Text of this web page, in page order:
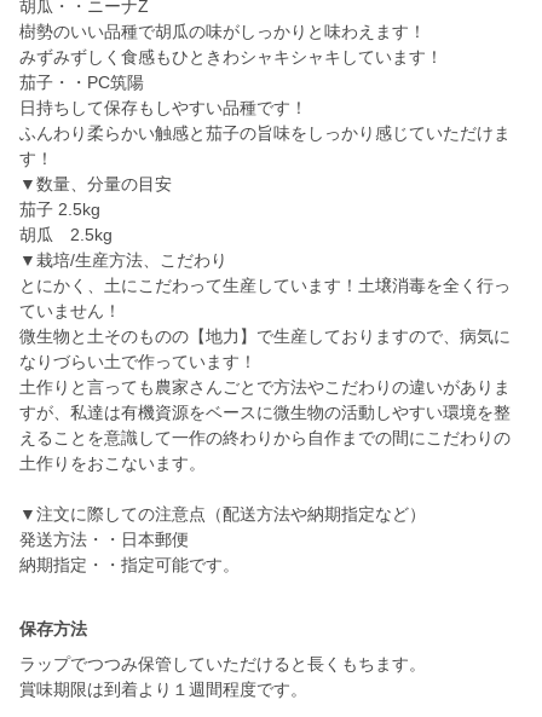
胡瓜・・ニーナZ
樹勢のいい品種で胡瓜の味がしっかりと味わえます！
みずみずしく食感もひときわシャキシャキしています！
茄子・・PC筑陽
日持ちして保存もしやすい品種です！
ふんわり柔らかい触感と茄子の旨味をしっかり感じていただけま
す！
▼数量、分量の目安
茄子 2.5kg
胡瓜 2.5kg
▼栽培/生産方法、こだわり
とにかく、土にこだわって生産しています！土壌消毒を全く行っ
ていません！
微生物と土そのものの【地力】で生産しておりますので、病気に
なりづらい土で作っています！
土作りと言っても農家さんごとで方法やこだわりの違いがありま
すが、私達は有機資源をベースに微生物の活動しやすい環境を整
えることを意識して一作の終わりから自作までの間にこだわりの
土作りをおこないます。
▼注文に際しての注意点（配送方法や納期指定など）
発送方法・・日本郵便
納期指定・・指定可能です。
保存方法
ラップでつつみ保管していただけると長くもちます。